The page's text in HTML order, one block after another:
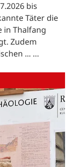
bis
Täter die
in Thalfang
Zudem
... …